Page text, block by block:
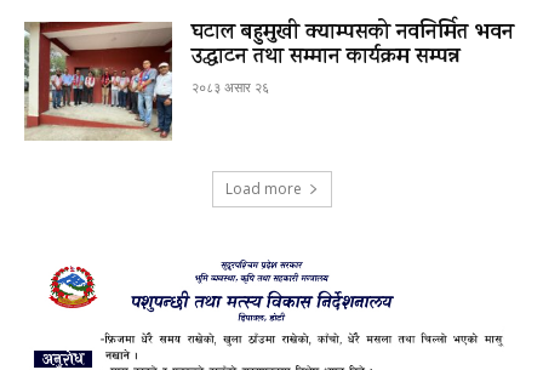
घटाल बहुमुखी क्याम्पसको नवनिर्मित भवन
उद्घाटन तथा सम्मान कार्यक्रम सम्पन्न
२०८३ असार २६
Load more